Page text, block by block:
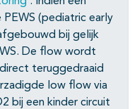
PEWS (pediatric early
bij gelijk
De flow wordt
teruggedraaid
low flow via
bij een kinder circuit